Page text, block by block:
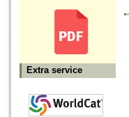
Extra service